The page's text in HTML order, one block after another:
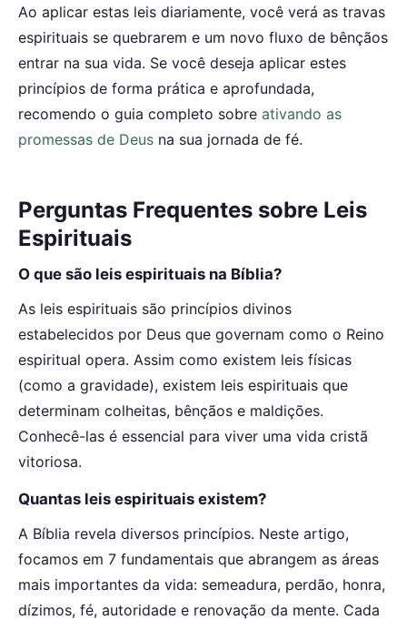
Ao aplicar estas leis diariamente, você verá as travas
espirituais se quebrarem e um novo fluxo de bênçãos
entrar na sua vida. Se você deseja aplicar estes
princípios de forma prática e aprofundada,
recomendo o guia completo sobre ativando as
promessas de Deus na sua jornada de fé.
Perguntas Frequentes sobre Leis
Espirituais
O que são leis espirituais na Bíblia?
As leis espirituais são princípios divinos
estabelecidos por Deus que governam como o Reino
espiritual opera. Assim como existem leis físicas
(como a gravidade), existem leis espirituais que
determinam colheitas, bênçãos e maldições.
Conhecê-las é essencial para viver uma vida cristã
vitoriosa.
Quantas leis espirituais existem?
A Bíblia revela diversos princípios. Neste artigo,
focamos em 7 fundamentais que abrangem as áreas
mais importantes da vida: semeadura, perdão, honra,
dízimos, fé, autoridade e renovação da mente. Cada